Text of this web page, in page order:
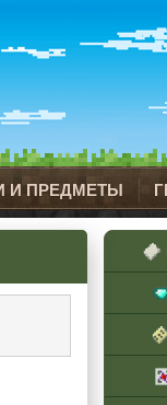
И ПРЕДМЕТЫ